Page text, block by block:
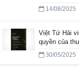
14/08/2025
Việt Tứ Hải
quyền của
30/05/2025